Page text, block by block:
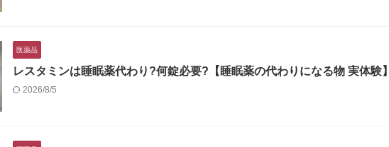
医薬品
レスタミンは睡眠薬代わり?何錠必要?【睡眠薬の代わりになる物 実体験】
2026/8/5